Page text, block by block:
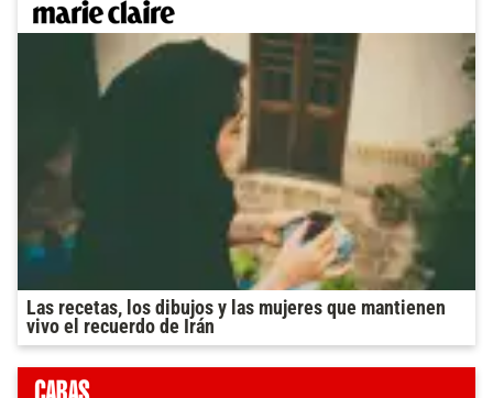
Las recetas, los dibujos y las mujeres que mantienen
vivo el recuerdo de Irán